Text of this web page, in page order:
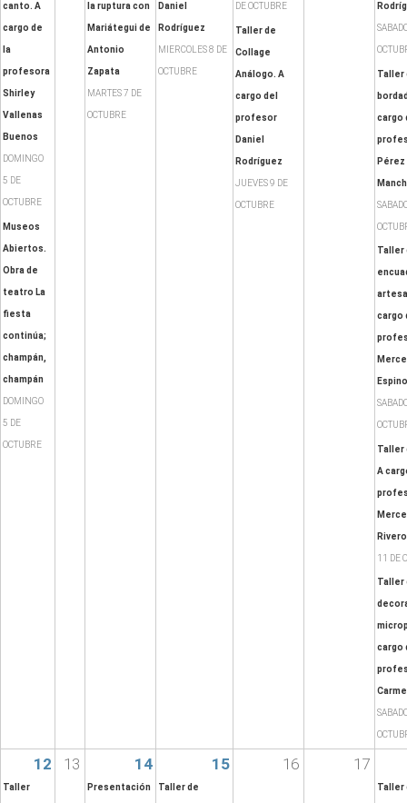
canto. A
cargo de
la
profesora
Shirley
Vallenas
Buenos
DOMINGO
5 DE
OCTUBRE
Museos
Abiertos.
Obra de
teatro La
fiesta
continúa;
champán,
champán
DOMINGO
5 DE
OCTUBRE
la ruptura con
Mariátegui de
Antonio
Zapata
MARTES 7 DE
OCTUBRE
Daniel
Rodríguez
MIERCOLES 8 DE
OCTUBRE
DE OCTUBRE
Taller de
Collage
Análogo. A
cargo del
profesor
Daniel
Rodríguez
JUEVES 9 DE
OCTUBRE
Taller
cargo
Pérez
Taller
cargo
Taller
A
Rivero
11 DE
Taller
cargo
12 13 14 15 16 17
Taller Presentación Taller de Taller